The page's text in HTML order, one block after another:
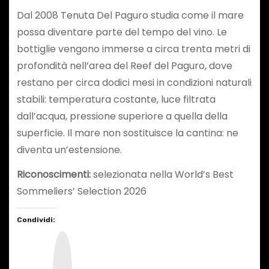
Dal 2008 Tenuta Del Paguro studia come il mare
possa diventare parte del tempo del vino. Le
bottiglie vengono immerse a circa trenta metri di
profondità nell’area del Reef del Paguro, dove
restano per circa dodici mesi in condizioni naturali
stabili: temperatura costante, luce filtrata
dall’acqua, pressione superiore a quella della
superficie. Il mare non sostituisce la cantina: ne
diventa un’estensione.
Riconoscimenti:selezionata nella World’s Best
Sommeliers’ Selection 2026
Condividi: